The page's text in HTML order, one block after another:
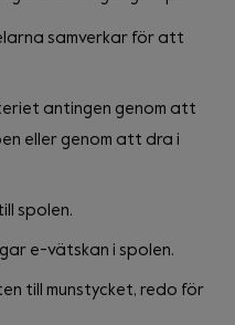
samverkar för att
antingen genom att
eller genom att dra i
spolen.
e-vätskan i spolen.
till munstycket, redo för